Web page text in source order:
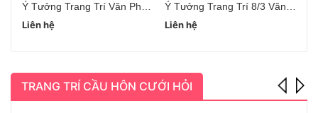
Liên hệ
Liên hệ
TRANG TRÍ CẦU HÔN CƯỚI HỎI